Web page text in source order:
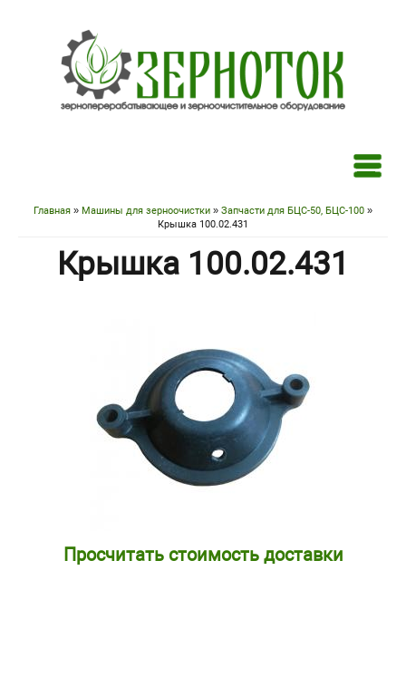
Вы здесь
Главная » Машины для зерноочистки » Запчасти для БЦС-50, БЦС-100 »
Крышка 100.02.431
Крышка 100.02.431
Просчитать стоимость доставки